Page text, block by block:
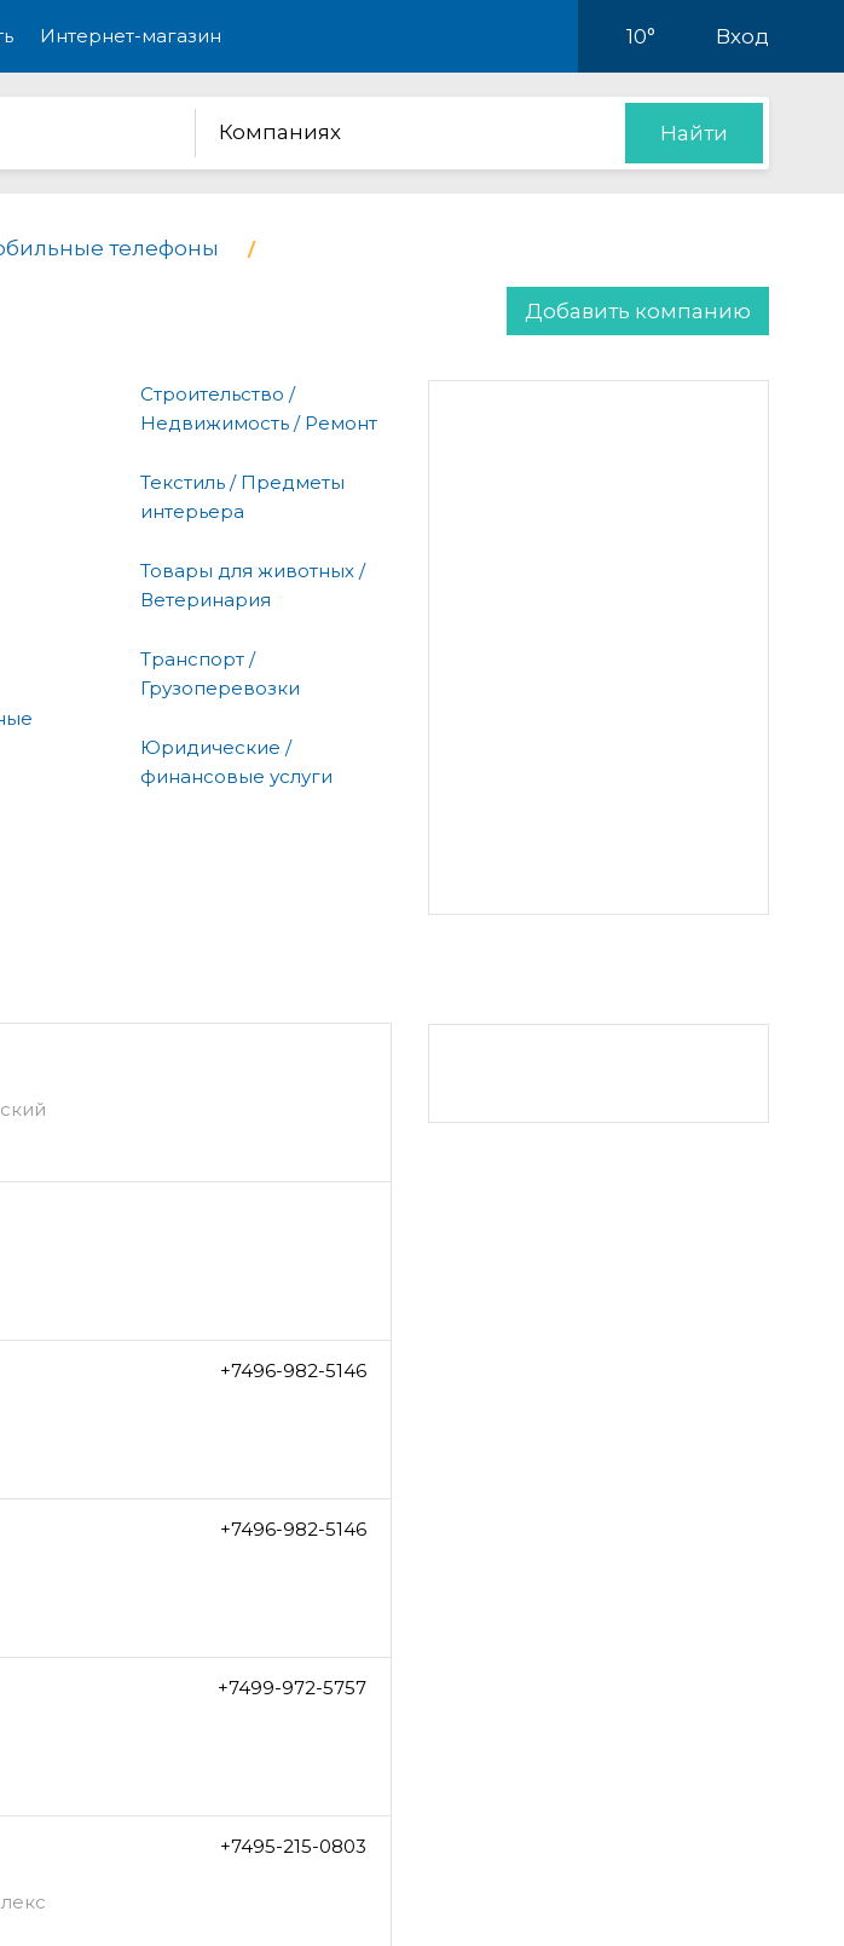
Интернет-магазин 10° Вход
Компаниях Найти
телефоны
Добавить компанию
Строительство /
Недвижимость / Ремонт
Текстиль / Предметы
интерьера
Товары для животных /
Ветеринария
Транспорт /
Грузоперевозки
Юридические /
финансовые услуги
+7496-982-5146
+7496-982-5146
+7499-972-5757
+7495-215-0803